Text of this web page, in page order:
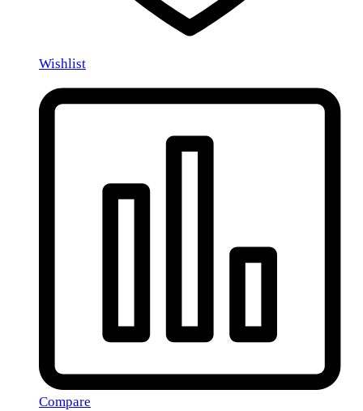
Wishlist
Compare